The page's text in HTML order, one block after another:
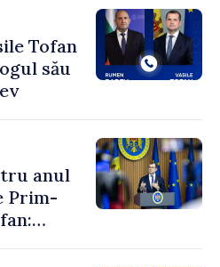
Tofan
său
anul
Prim-